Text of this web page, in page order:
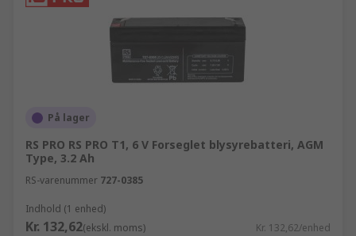
På lager
RS PRO RS PRO T1, 6 V Forseglet blysyrebatteri, AGM
Type, 3.2 Ah
RS-varenummer 727-0385
Indhold (1 enhed)
Kr. 132,62(ekskl. moms) Kr. 132,62/enhed